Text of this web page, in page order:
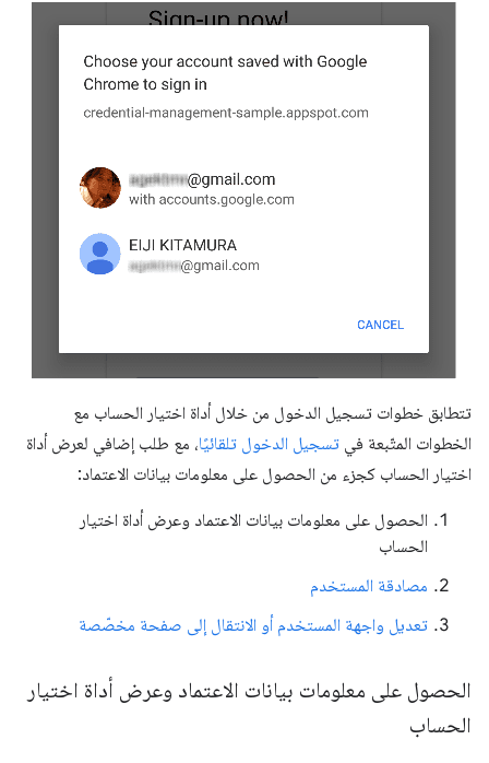
تتطابق خطوات تسجيل الدخول من خلال أداة اختيار الحساب مع
الخطوات المتّبعة في تسجيل الدخول تلقائيًا، مع طلب إضافي لعرض أداة
اختيار الحساب كجزء من الحصول على معلومات بيانات الاعتماد:
الحصول على معلومات بيانات الاعتماد وعرض أداة اختيار
الحساب
مصادقة المستخدم
تعديل واجهة المستخدم أو الانتقال إلى صفحة مخصّصة
الحصول على معلومات بيانات الاعتماد وعرض أداة اختيار
الحساب